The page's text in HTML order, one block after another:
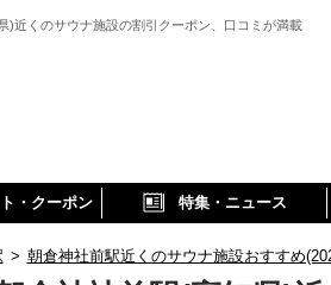
)近くのサウナ施設の割引クーポン、口コミが満載
・クーポン 特集・ニュース
> 朝倉神社前駅近くのサウナ施設おすすめ